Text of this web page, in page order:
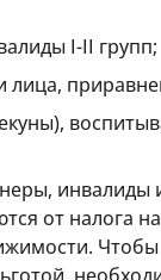
I-II групп;
лица,
инвалиды
от налога
Чтобы